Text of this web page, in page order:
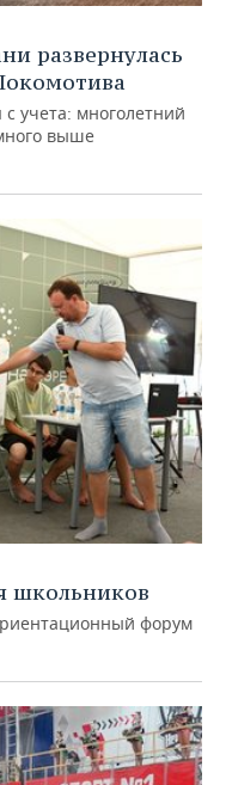
развернулась
учета: многолетний
выше
школьников
форум